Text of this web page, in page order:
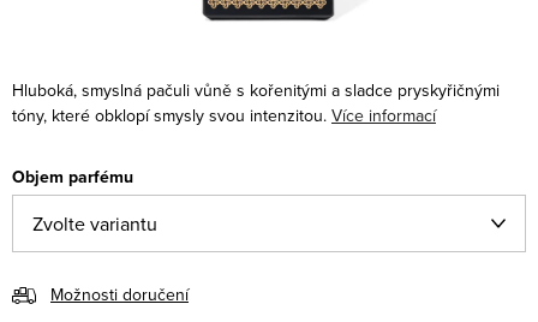
Hluboká, smyslná pačuli vůně s kořenitými a sladce pryskyřičnými
tóny, které obklopí smysly svou intenzitou. Více informací
Objem parfému
Možnosti doručení